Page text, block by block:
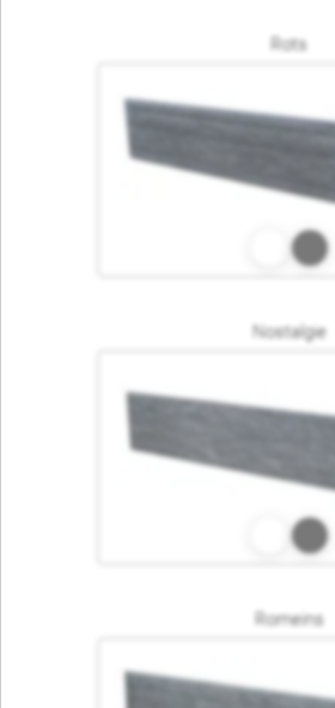
Rots
Nostalgie
Romeins